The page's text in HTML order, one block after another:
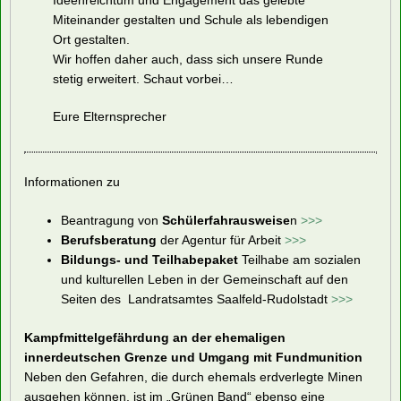
Miteinander gestalten und Schule als lebendigen
Ort gestalten.
Wir hoffen daher auch, dass sich unsere Runde
stetig erweitert. Schaut vorbei…
Eure Elternsprecher
Informationen zu
Beantragung von Schülerfahrausweisen >>>
Berufsberatung der Agentur für Arbeit >>>
Bildungs- und TeilhabepaketTeilhabe am sozialen
und kulturellen Leben in der Gemeinschaft auf den
Seiten des Landratsamtes Saalfeld-Rudolstadt >>>
Kampfmittelgefährdung an der ehemaligen
innerdeutschen Grenze und Umgang mit Fundmunition
Neben den Gefahren, die durch ehemals erdverlegte Minen
ausgehen können, ist im „Grünen Band“ ebenso eine